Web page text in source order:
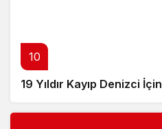
10
19 Yıldır Kayıp Denizci